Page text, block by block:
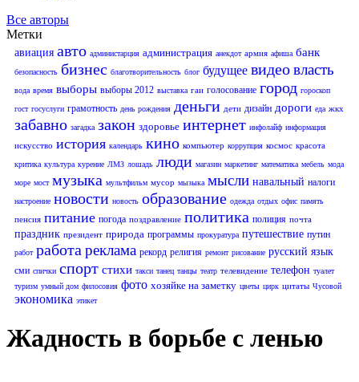
Все авторы
Метки
авиация авто администарция администрация анекдот армия афиша банк
безопасность бизнес благотворительность блог будущее видеовласть
вода время выборы выборы 2012 выставка гаи голосование город гороскоп
гост госуслуги грамотность день рождения деньги дети дизайн дороги еда жкх
забавно загадка закон здоровье интернет инфолайф информация
искусство история календарь кино компьютер коррупция космос красота
критика культура курение ЛМЗ лошадь люди магазин маркетинг математика мебель мода
море мост музыка мультфильм мусор мызыка мысли навальный налоги
настроение новости новость образование одежда отдых офис память
пенсия питание погода поздравление политика полиция почта
праздник президент природа программы прокуратура путешествие путин
работ работа реклама рекорд религия ремонт рисование русский язык
сми спички спорт стихи такси танец танцы театр телевидение телефон туалет
туризм умный дом филосовия фото хозяйке на заметку цветы цирк цитаты Чусовой
экономика этикет
Жадность в борьбе с ленью